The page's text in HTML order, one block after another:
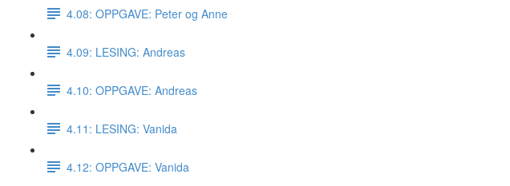
4.08: OPPGAVE: Peter og Anne
4.09: LESING: Andreas
4.10: OPPGAVE: Andreas
4.11: LESING: Vanida
4.12: OPPGAVE: Vanida